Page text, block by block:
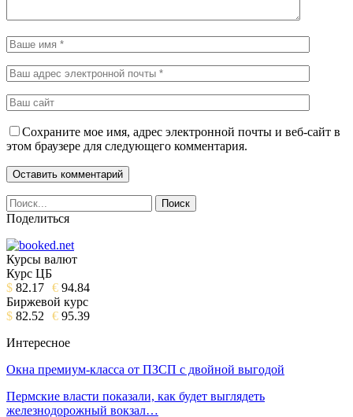
Сохраните мое имя, адрес электронной почты и веб-сайт в
этом браузере для следующего комментария.
Поделиться
Курсы валют
Курс ЦБ
$ 82.17 € 94.84
Биржевой курс
$ 82.52 € 95.39
Интересное
Окна премиум-класса от ПЗСП с двойной выгодой
Пермские власти показали, как будет выглядеть
железнодорожный вокзал…